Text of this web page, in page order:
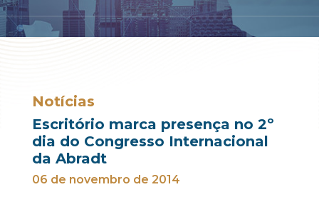
Notícias
Escritório marca presença no 2º
dia do Congresso Internacional
da Abradt
06 de novembro de 2014